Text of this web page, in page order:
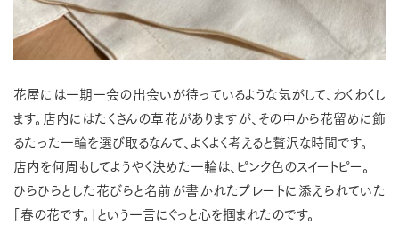
花屋には一期一会の出会いが待っているような気がして、わくわくし
ます。店内にはたくさんの草花がありますが、その中から花留めに飾
るたった一輪を選び取るなんて、よくよく考えると贅沢な時間です。
店内を何周もしてようやく決めた一輪は、ピンク色のスイートピー。
ひらひらとした花びらと名前が書かれたプレートに添えられていた
「春の花です。」という一言にぐっと心を掴まれたのです。